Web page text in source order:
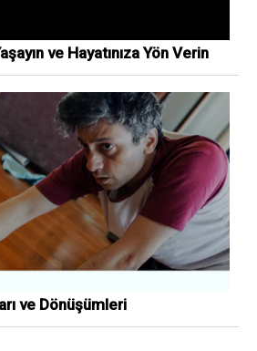
ve Hayatınıza Yön Verin
ve Dönüşümleri